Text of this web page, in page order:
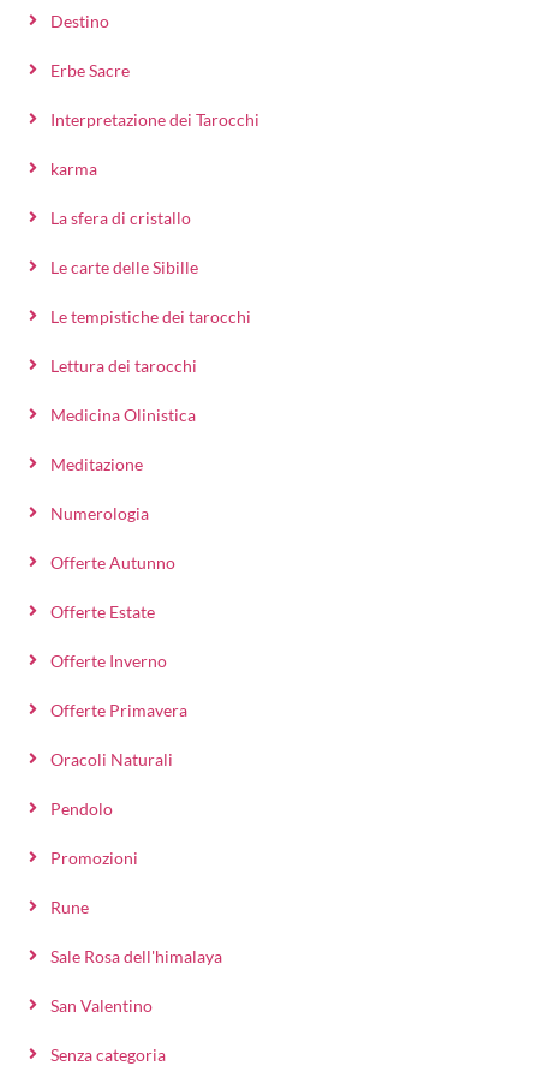
Destino
Erbe Sacre
Interpretazione dei Tarocchi
karma
La sfera di cristallo
Le carte delle Sibille
Le tempistiche dei tarocchi
Lettura dei tarocchi
Medicina Olinistica
Meditazione
Numerologia
Offerte Autunno
Offerte Estate
Offerte Inverno
Offerte Primavera
Oracoli Naturali
Pendolo
Promozioni
Rune
Sale Rosa dell'himalaya
San Valentino
Senza categoria